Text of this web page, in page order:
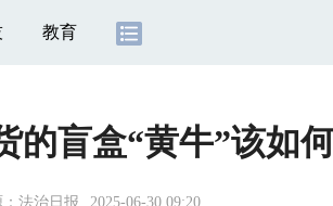
教育
的盲盒“黄牛”该如
法治日报 2025-06-30 09:20